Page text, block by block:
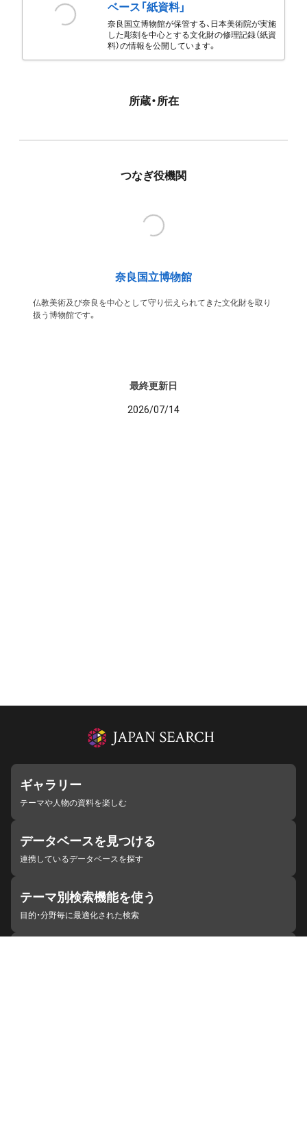
ベース「紙資料」
奈良国立博物館が保管する、日本美術院が実施
した彫刻を中心とする文化財の修理記録（紙資
料）の情報を公開しています。
所蔵・所在
つなぎ役機関
奈良国立博物館
仏教美術及び奈良を中心として守り伝えられてきた文化財を取り
扱う博物館です。
最終更新日
2026/07/14
ギャラリー
テーマや人物の資料を楽しむ
データベースを見つける
連携しているデータベースを探す
テーマ別検索機能を使う
目的・分野毎に最適化された検索